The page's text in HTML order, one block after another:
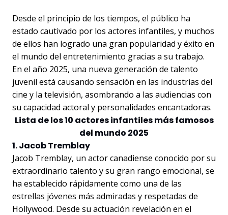
Desde el principio de los tiempos, el público ha
estado cautivado por los actores infantiles, y muchos
de ellos han logrado una gran popularidad y éxito en
el mundo del entretenimiento gracias a su trabajo.
En el año 2025, una nueva generación de talento
juvenil está causando sensación en las industrias del
cine y la televisión, asombrando a las audiencias con
su capacidad actoral y personalidades encantadoras.
Lista de los 10 actores infantiles más famosos
del mundo 2025
1. Jacob Tremblay
Jacob Tremblay, un actor canadiense conocido por su
extraordinario talento y su gran rango emocional, se
ha establecido rápidamente como una de las
estrellas jóvenes más admiradas y respetadas de
Hollywood. Desde su actuación revelación en el